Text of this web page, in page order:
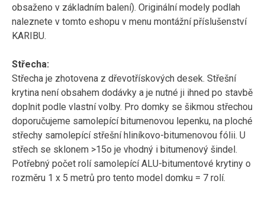
obsaženo v základním balení). Originální modely podlah
naleznete v tomto eshopu v menu montážní příslušenství
KARIBU.
Střecha:
Střecha je zhotovena z dřevotřískových desek. Střešní
krytina není obsahem dodávky a je nutné ji ihned po stavbě
doplnit podle vlastní volby. Pro domky se šikmou střechou
doporučujeme samolepící bitumenovou lepenku, na ploché
střechy samolepící střešní hliníkovo-bitumenovou fólii. U
střech se sklonem >15o je vhodný i bitumenový šindel.
Potřebný počet rolí samolepící ALU-bitumentové krytiny o
rozměru 1 x 5 metrů pro tento model domku = 7 rolí.